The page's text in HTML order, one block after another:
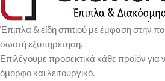
Έπιπλα & είδη σπιτιού με έμφαση στην
σωστή εξυπηρέτηση.
Επιλέγουμε προσεκτικά κάθε προϊόν για
όμορφο και λειτουργικό.